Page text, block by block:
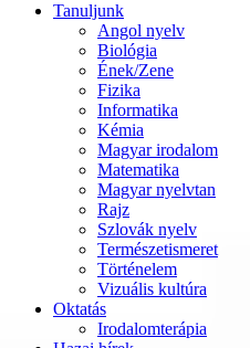
Tanuljunk
Angol nyelv
Biológia
Ének/Zene
Fizika
Informatika
Kémia
Magyar irodalom
Matematika
Magyar nyelvtan
Rajz
Szlovák nyelv
Természetismeret
Történelem
Vizuális kultúra
Oktatás
Irodalomterápia